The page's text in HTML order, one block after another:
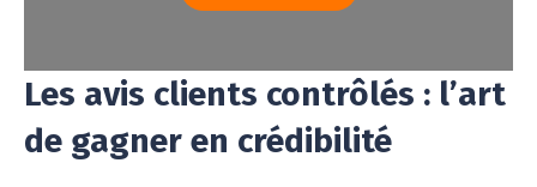
Les avis clients contrôlés : l’art
de gagner en crédibilité